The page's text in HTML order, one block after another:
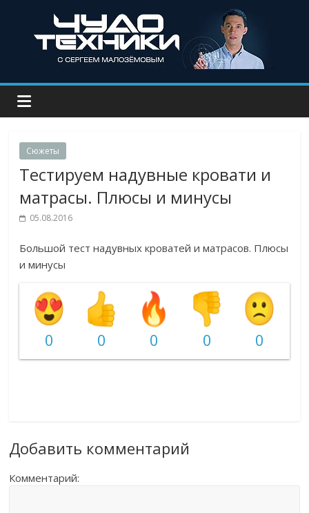
Сюжеты
Тестируем надувные кровати и
матрасы. Плюсы и минусы
05.08.2016
Большой тест надувных кроватей и матрасов. Плюсы
и минусы
0 0 0 0 0
Добавить комментарий
Комментарий: